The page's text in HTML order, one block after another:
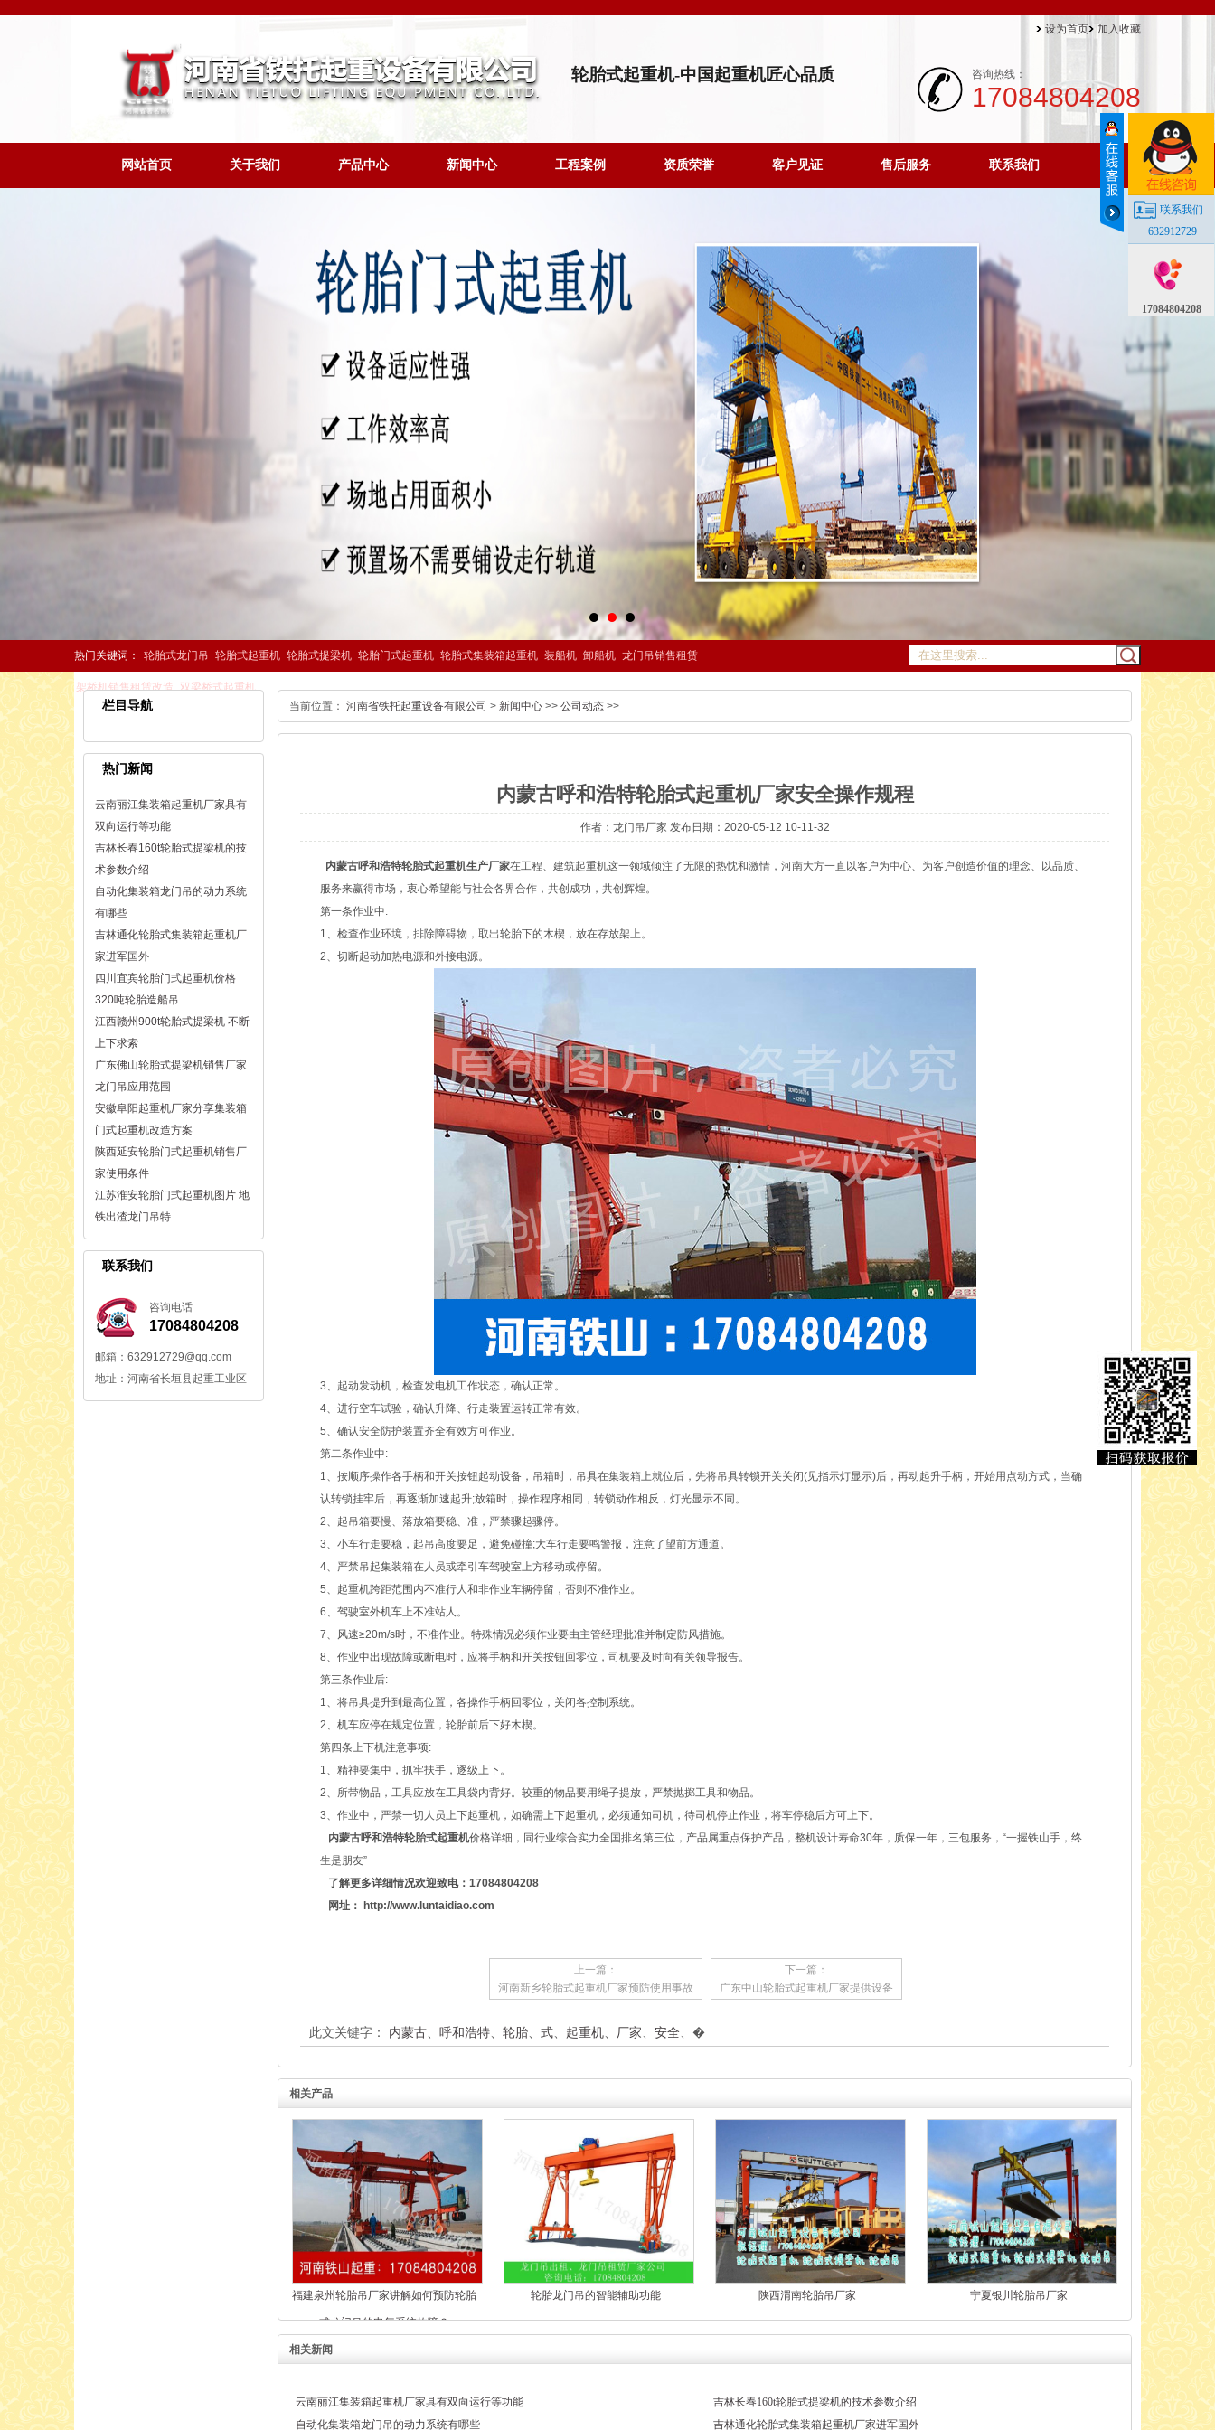
轮胎式起重机-中国起重机匠心品质
设为首页 加入收藏
咨询热线：
17084804208
网站首页 关于我们 产品中心 新闻中心 工程案例 资质荣誉 客户见证 售后服务 联系我们
热门关键词： 轮胎式龙门吊 轮胎式起重机 轮胎式提梁机 轮胎门式起重机 轮胎式集装箱起重机 装船机 卸船机 龙门吊销售租赁
架桥机销售租赁改造 双梁桥式起重机
联系我们
632912729
17084804208
栏目导航
热门新闻
云南丽江集装箱起重机厂家具有
双向运行等功能
吉林长春160t轮胎式提梁机的技
术参数介绍
自动化集装箱龙门吊的动力系统
有哪些
吉林通化轮胎式集装箱起重机厂
家进军国外
四川宜宾轮胎门式起重机价格
320吨轮胎造船吊
江西赣州900t轮胎式提梁机 不断
上下求索
广东佛山轮胎式提梁机销售厂家
龙门吊应用范围
安徽阜阳起重机厂家分享集装箱
门式起重机改造方案
陕西延安轮胎门式起重机销售厂
家使用条件
江苏淮安轮胎门式起重机图片 地
铁出渣龙门吊特
联系我们
咨询电话
17084804208
邮箱：632912729@qq.com
地址：河南省长垣县起重工业区
当前位置： 河南省铁托起重设备有限公司 > 新闻中心 >> 公司动态 >>
内蒙古呼和浩特轮胎式起重机厂家安全操作规程
作者：龙门吊厂家 发布日期：2020-05-12 10-11-32
内蒙古呼和浩特轮胎式起重机生产厂家在工程、建筑起重机这一领域倾注了无限的热忱和激情，河南大方一直以客户为中心、为客户创造价值的理念、以品质、
服务来赢得市场，衷心希望能与社会各界合作，共创成功，共创辉煌。
第一条作业中:
1、检查作业环境，排除障碍物，取出轮胎下的木楔，放在存放架上。
2、切断起动加热电源和外接电源。
3、起动发动机，检查发电机工作状态，确认正常。
4、进行空车试验，确认升降、行走装置运转正常有效。
5、确认安全防护装置齐全有效方可作业。
第二条作业中:
1、按顺序操作各手柄和开关按钮起动设备，吊箱时，吊具在集装箱上就位后，先将吊具转锁开关关闭(见指示灯显示)后，再动起升手柄，开始用点动方式，当确
认转锁挂牢后，再逐渐加速起升;放箱时，操作程序相同，转锁动作相反，灯光显示不同。
2、起吊箱要慢、落放箱要稳、准，严禁骤起骤停。
3、小车行走要稳，起吊高度要足，避免碰撞;大车行走要鸣警报，注意了望前方通道。
4、严禁吊起集装箱在人员或牵引车驾驶室上方移动或停留。
5、起重机跨距范围内不准行人和非作业车辆停留，否则不准作业。
6、驾驶室外机车上不准站人。
7、风速≥20m/s时，不准作业。特殊情况必须作业要由主管经理批准并制定防风措施。
8、作业中出现故障或断电时，应将手柄和开关按钮回零位，司机要及时向有关领导报告。
第三条作业后:
1、将吊具提升到最高位置，各操作手柄回零位，关闭各控制系统。
2、机车应停在规定位置，轮胎前后下好木楔。
第四条上下机注意事项:
1、精神要集中，抓牢扶手，逐级上下。
2、所带物品，工具应放在工具袋内背好。较重的物品要用绳子提放，严禁抛掷工具和物品。
3、作业中，严禁一切人员上下起重机，如确需上下起重机，必须通知司机，待司机停止作业，将车停稳后方可上下。
内蒙古呼和浩特轮胎式起重机价格详细，同行业综合实力全国排名第三位，产品属重点保护产品，整机设计寿命30年，质保一年，三包服务，“一握铁山手，终
生是朋友”
了解更多详细情况欢迎致电：17084804208
网址： http://www.luntaidiao.com
上一篇：
河南新乡轮胎式起重机厂家预防使用事故
下一篇：
广东中山轮胎式起重机厂家提供设备
此文关键字： 内蒙古 呼和浩特 轮胎 式 起重机 厂家 安全 �
相关产品
福建泉州轮胎吊厂家讲解如何预防轮胎
式龙门吊的电气系统故障？
轮胎龙门吊的智能辅助功能 陕西渭南轮胎吊厂家 宁夏银川轮胎吊厂家
相关新闻
云南丽江集装箱起重机厂家具有双向运行等功能
吉林长春160t轮胎式提梁机的技术参数介绍
自动化集装箱龙门吊的动力系统有哪些
吉林通化轮胎式集装箱起重机厂家进军国外